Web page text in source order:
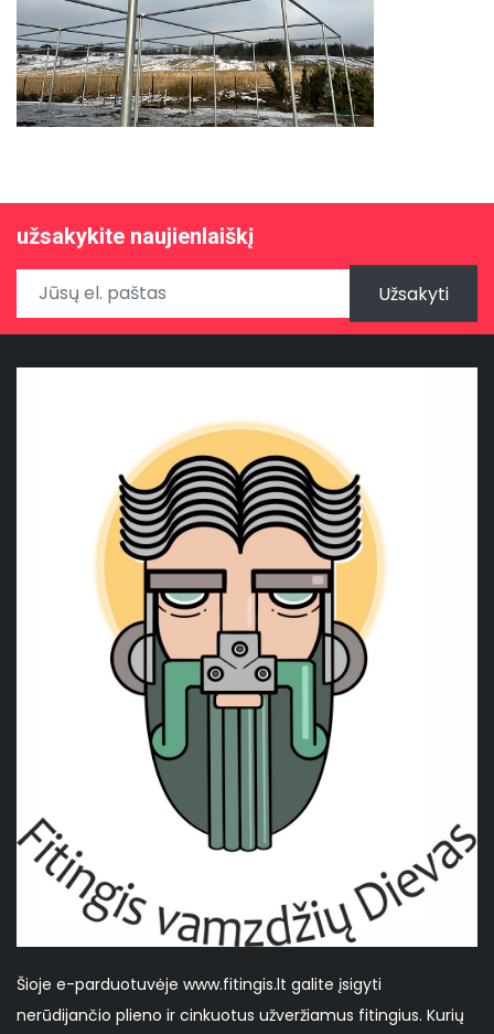
užsakykite naujienlaiškį
Užsakyti
Šioje e-parduotuvėje www.fitingis.lt galite įsigyti
nerūdijančio plieno ir cinkuotus užveržiamus fitingius. Kurių